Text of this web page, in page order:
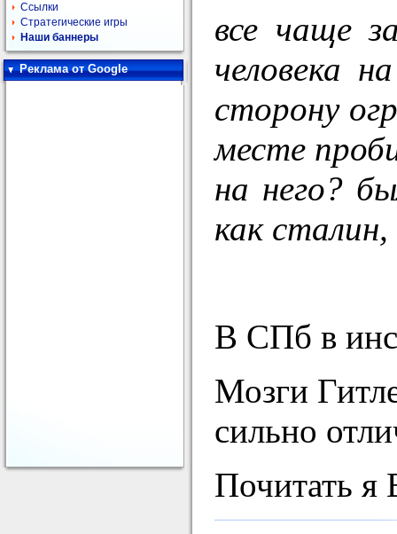
Ссылки
Стратегические игры
Наши баннеры
Реклама от Google
все чаще
человека
сторону
месте
на него?
как
В СПб в
Мозги
сильно
Почитать я